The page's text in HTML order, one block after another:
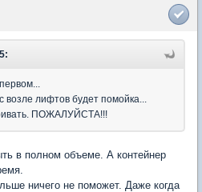
лифтов будет помойка...
ПОЖАЛУЙСТА!!!
в полном объеме. А контейнер
ничего не поможет. Даже когда